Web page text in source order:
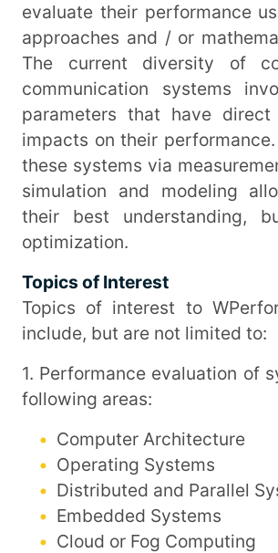
evaluate their performance
approaches and / or
The current diversity of
communication systems
parameters that have
impacts on their
these systems via
simulation and modeling
their best understanding,
optimization.
Topics of Interest
Topics of interest to
include, but are not limited to:
1. Performance evaluation of
following areas:
Computer Architecture
Operating Systems
Distributed and Parallel
Embedded Systems
Cloud or Fog Computing